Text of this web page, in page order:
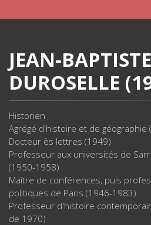
JEAN-BAPTISTE
DUROSELLE
Historien
Agrégé d'histoire et de géographie
Docteur ès lettres (1949)
Professeur aux universités de
(1950-1958)
Maître de conférences, puis
politiques de Paris (1946-1983)
Professeur d'histoire
de 1970)